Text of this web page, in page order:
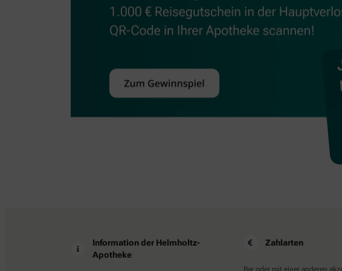
Information der Helmholtz-
Apotheke
Zahlarten